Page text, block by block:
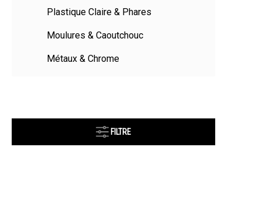
Plastique Claire & Phares
Moulures & Caoutchouc
Métaux & Chrome
FILTRE